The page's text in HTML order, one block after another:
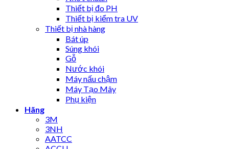
Thiết bị đo PH
Thiết bị kiểm tra UV
Thiết bị nhà hàng
Bát úp
Súng khói
Gỗ
Nước khói
Máy nấu chậm
Máy Tạo Mây
Phụ kiện
Hãng
3M
3NH
AATCC